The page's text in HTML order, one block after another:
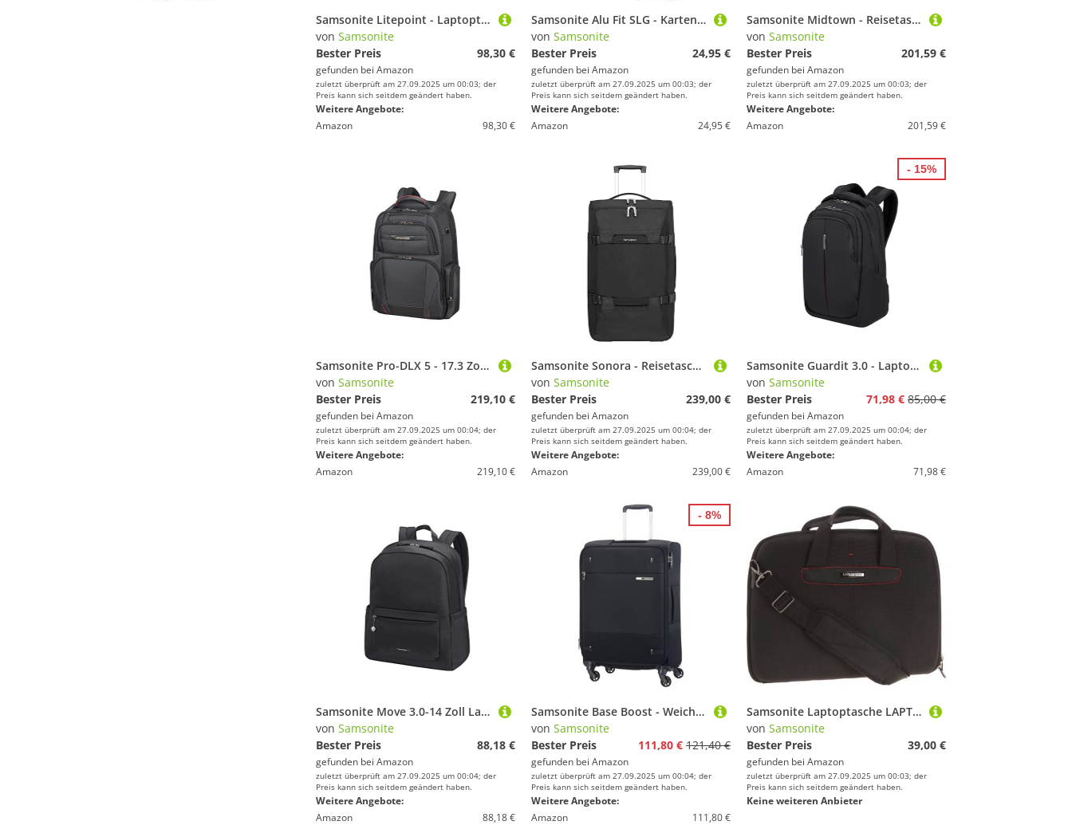
Samsonite Litepoint - Laptoptasche erweiterbar 15.6 Zoll, 40.5 cm, 17.5/22 L, Schwarz (Black)
von Samsonite
Bester Preis
98,30 €
gefunden bei Amazon
zuletzt überprüft am 27.09.2025 um 00:03; der
Preis kann sich seitdem geändert haben.
Weitere Angebote:
Amazon
98,30 €
Samsonite Alu Fit SLG - Kartenetui, 10.2 cm, Grau (Anthracite)
von Samsonite
Bester Preis
24,95 €
gefunden bei Amazon
zuletzt überprüft am 27.09.2025 um 00:03; der
Preis kann sich seitdem geändert haben.
Weitere Angebote:
Amazon
24,95 €
Samsonite Midtown - Reisetasche mit 2 Rollen L, 79 cm, 103 L, Schwarz (Black)
von Samsonite
Bester Preis
201,59 €
gefunden bei Amazon
zuletzt überprüft am 27.09.2025 um 00:03; der
Preis kann sich seitdem geändert haben.
Weitere Angebote:
Amazon
201,59 €
Samsonite Pro-DLX 5 - 17.3 Zoll Erweiterbar Laptoprucksack, 48 cm, 29/34 L, Schwarz (Black)
von Samsonite
Bester Preis
219,10 €
gefunden bei Amazon
zuletzt überprüft am 27.09.2025 um 00:04; der
Preis kann sich seitdem geändert haben.
Weitere Angebote:
Amazon
219,10 €
Samsonite Sonora - Reisetasche mit Rollen XL, 82 cm, 112 L, Schwarz (Black)
von Samsonite
Bester Preis
239,00 €
gefunden bei Amazon
zuletzt überprüft am 27.09.2025 um 00:04; der
Preis kann sich seitdem geändert haben.
Weitere Angebote:
Amazon
239,00 €
Samsonite Guardit 3.0 - Laptoprucksack 15.6 Zoll, 44 cm, 22.5 L, Schwarz (Black)
von Samsonite
Bester Preis
71,98 € 85,00 €
gefunden bei Amazon
zuletzt überprüft am 27.09.2025 um 00:04; der
Preis kann sich seitdem geändert haben.
Weitere Angebote:
Amazon
71,98 €
- 15%
Samsonite Move 3.0-14 Zoll Laptoprucksack, 38 cm, Schwarz (Black)
von Samsonite
Bester Preis
88,18 €
gefunden bei Amazon
zuletzt überprüft am 27.09.2025 um 00:04; der
Preis kann sich seitdem geändert haben.
Weitere Angebote:
Amazon
88,18 €
Samsonite Base Boost - Weichgepäck Koffer 66 cm Mittelgroß - Trolley Koffer mit 4 Rollen, TSA-Schloss, Leicht & Erweiterbar - 67.5 L - 2.70 kg - Schwarz (Black)
von Samsonite
Bester Preis
111,80 € 121,40 €
gefunden bei Amazon
zuletzt überprüft am 27.09.2025 um 00:04; der
Preis kann sich seitdem geändert haben.
Weitere Angebote:
Amazon
111,80 €
- 8%
Samsonite Laptoptasche LAPTOP PILLOW 3 EVA SHUTTLE 16" BLACK
von Samsonite
Bester Preis
39,00 €
gefunden bei Amazon
zuletzt überprüft am 27.09.2025 um 00:03; der
Preis kann sich seitdem geändert haben.
Keine weiteren Anbieter